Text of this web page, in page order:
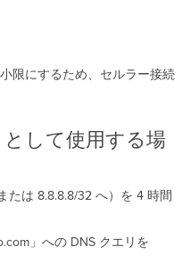
限にするため、セルラー接続
して使用する場
たは 8.8.8.8/32 へ）を 4 時間
」への DNS クエリを